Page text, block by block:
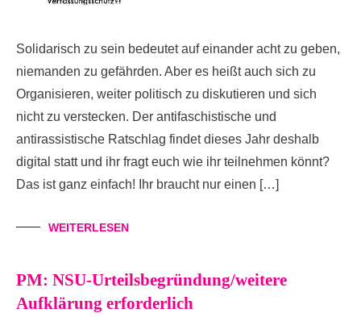
Solidarisch zu sein bedeutet auf einander acht zu geben,
niemanden zu gefährden. Aber es heißt auch sich zu
Organisieren, weiter politisch zu diskutieren und sich
nicht zu verstecken. Der antifaschistische und
antirassistische Ratschlag findet dieses Jahr deshalb
digital statt und ihr fragt euch wie ihr teilnehmen könnt?
Das ist ganz einfach! Ihr braucht nur einen […]
WEITERLESEN
PM: NSU-Urteilsbegründung/weitere
Aufklärung erforderlich